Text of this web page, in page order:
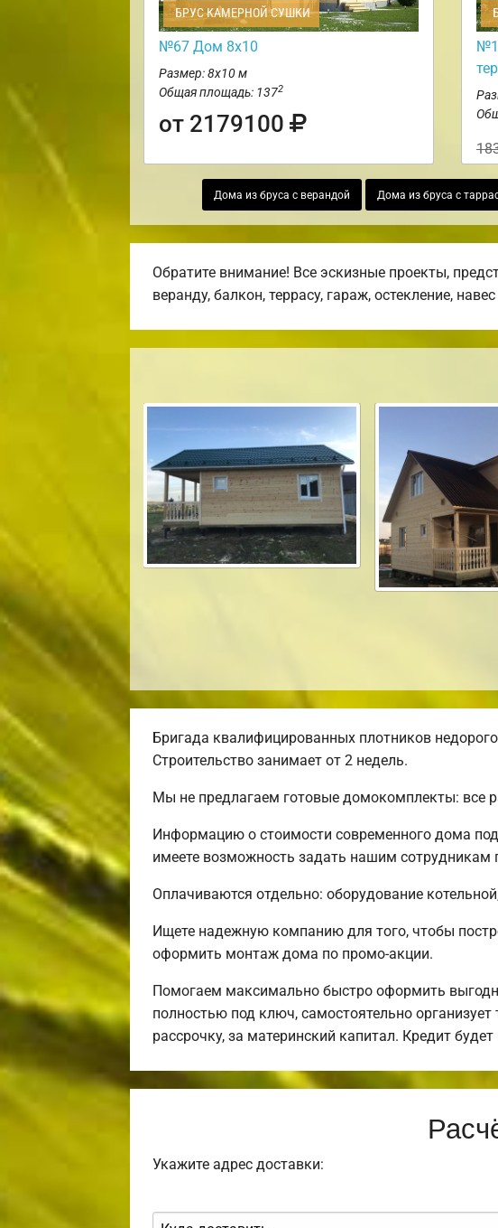
БРУС КАМЕРНОЙ СУШКИ
№67 Дом 8х10
Размер: 8х10 м
Общая площадь: 1372
от 2179100
Дома из бруса с верандой Дома из бруса с
Обратите внимание! Все эскизные проекты,
веранду, балкон, террасу, гараж, остекление,
Бригада квалифицированных плотников
Строительство занимает от 2 недель.
Мы не предлагаем готовые домокомплекты: все
Информацию о стоимости современного дома
имеете возможность задать нашим сотрудникам
Оплачиваются отдельно: оборудование
Ищете надежную компанию для того, чтобы
оформить монтаж дома по промо-акции.
Помогаем максимально быстро оформить
полностью под ключ, самостоятельно
рассрочку, за материнский капитал. Кредит
Укажите адрес доставки: